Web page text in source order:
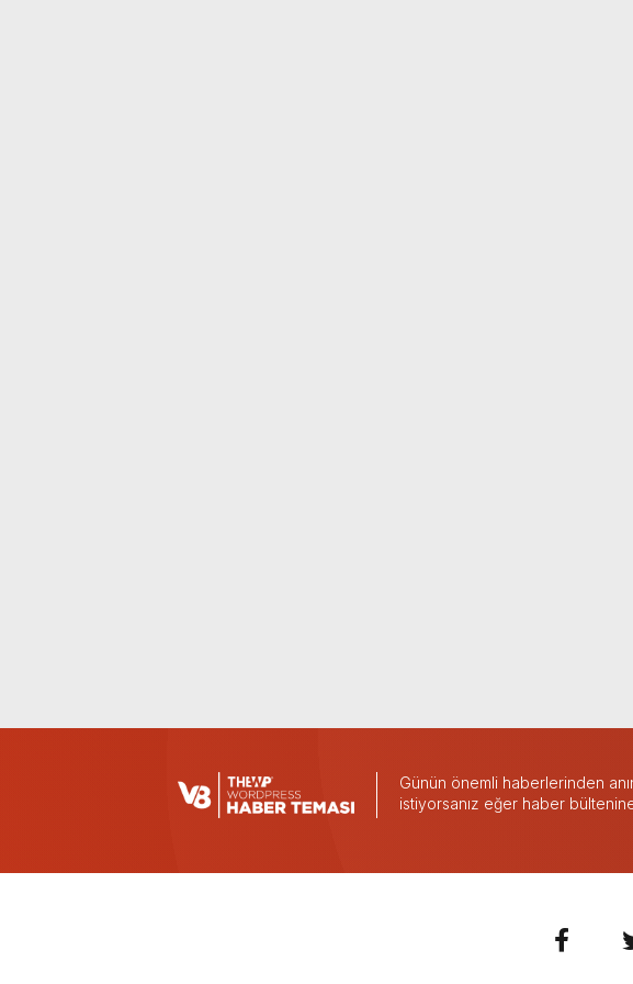
Günün önemli haberlerinden
istiyorsanız eğer haber